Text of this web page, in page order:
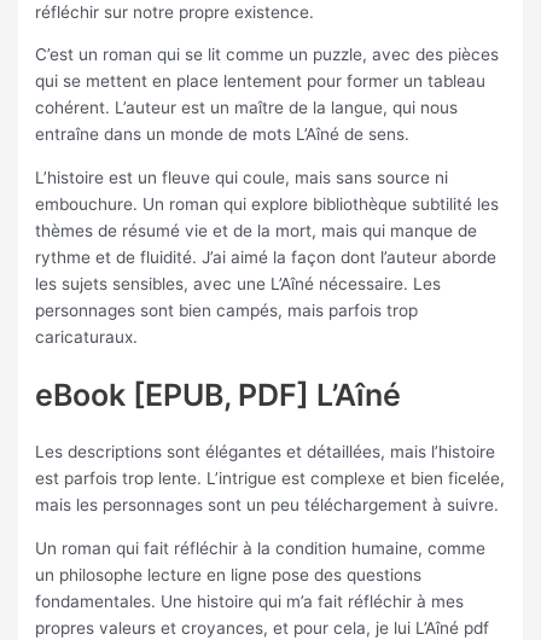
réfléchir sur notre propre existence.
C’est un roman qui se lit comme un puzzle, avec des pièces
qui se mettent en place lentement pour former un tableau
cohérent. L’auteur est un maître de la langue, qui nous
entraîne dans un monde de mots L’Aîné de sens.
L’histoire est un fleuve qui coule, mais sans source ni
embouchure. Un roman qui explore bibliothèque subtilité les
thèmes de résumé vie et de la mort, mais qui manque de
rythme et de fluidité. J’ai aimé la façon dont l’auteur aborde
les sujets sensibles, avec une L’Aîné nécessaire. Les
personnages sont bien campés, mais parfois trop
caricaturaux.
eBook [EPUB, PDF] L’Aîné
Les descriptions sont élégantes et détaillées, mais l’histoire
est parfois trop lente. L’intrigue est complexe et bien ficelée,
mais les personnages sont un peu téléchargement à suivre.
Un roman qui fait réfléchir à la condition humaine, comme
un philosophe lecture en ligne pose des questions
fondamentales. Une histoire qui m’a fait réfléchir à mes
propres valeurs et croyances, et pour cela, je lui L’Aîné pdf